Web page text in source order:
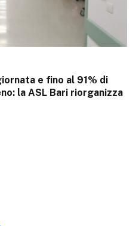
e fino al 91% di
la ASL Bari riorganizza